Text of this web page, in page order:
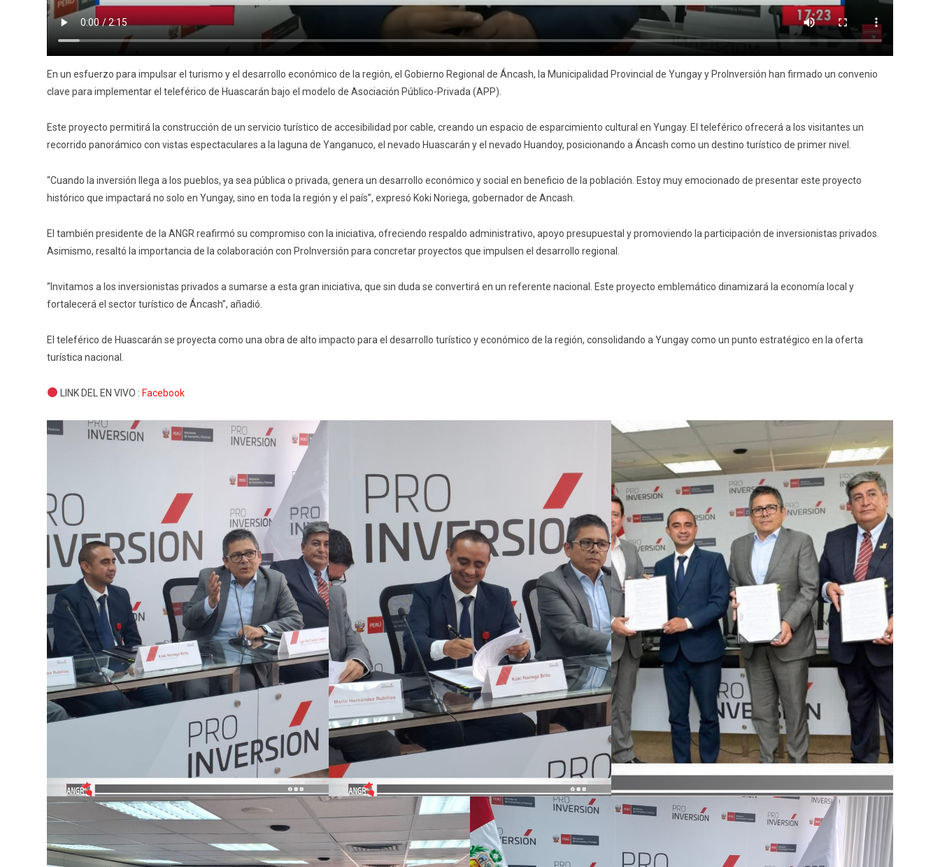
En un esfuerzo para impulsar el turismo y el desarrollo económico de la región, el Gobierno Regional de Áncash, la Municipalidad Provincial de Yungay y ProInversión han firmado un convenio
clave para implementar el teleférico de Huascarán bajo el modelo de Asociación Público-Privada (APP).
Este proyecto permitirá la construcción de un servicio turístico de accesibilidad por cable, creando un espacio de esparcimiento cultural en Yungay. El teleférico ofrecerá a los visitantes un
recorrido panorámico con vistas espectaculares a la laguna de Yanganuco, el nevado Huascarán y el nevado Huandoy, posicionando a Áncash como un destino turístico de primer nivel.
“Cuando la inversión llega a los pueblos, ya sea pública o privada, genera un desarrollo económico y social en beneficio de la población. Estoy muy emocionado de presentar este proyecto
histórico que impactará no solo en Yungay, sino en toda la región y el país”, expresó Koki Noriega, gobernador de Ancash.
El también presidente de la ANGR reafirmó su compromiso con la iniciativa, ofreciendo respaldo administrativo, apoyo presupuestal y promoviendo la participación de inversionistas privados.
Asimismo, resaltó la importancia de la colaboración con ProInversión para concretar proyectos que impulsen el desarrollo regional.
“Invitamos a los inversionistas privados a sumarse a esta gran iniciativa, que sin duda se convertirá en un referente nacional. Este proyecto emblemático dinamizará la economía local y
fortalecerá el sector turístico de Áncash”, añadió.
El teleférico de Huascarán se proyecta como una obra de alto impacto para el desarrollo turístico y económico de la región, consolidando a Yungay como un punto estratégico en la oferta
turística nacional.
LINK DEL EN VIVO : Facebook